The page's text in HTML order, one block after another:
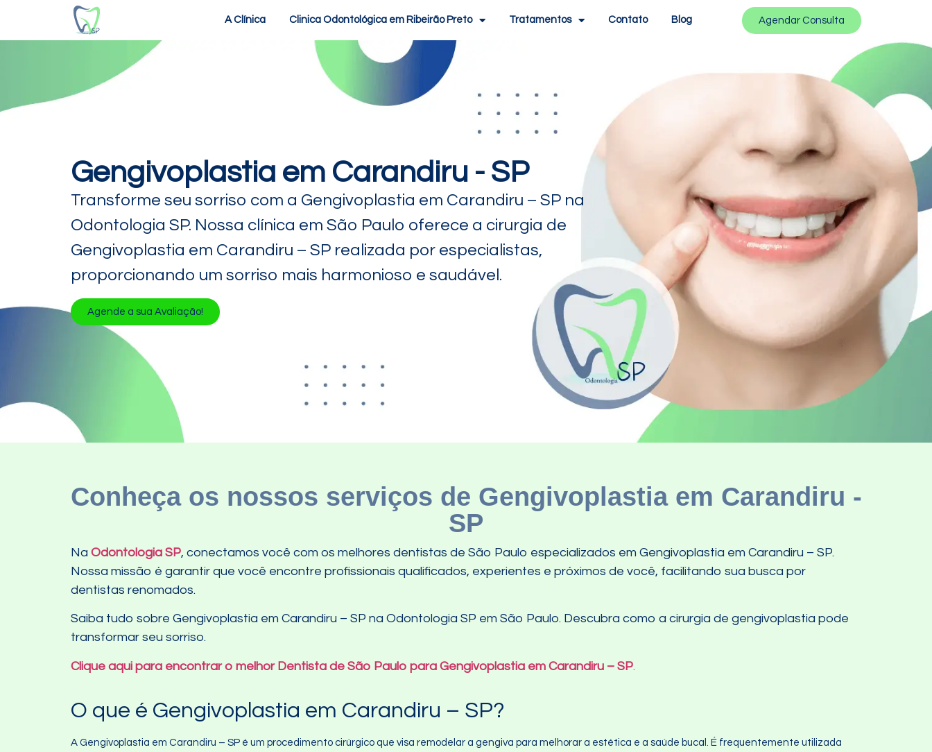
A Clínica Clinica Odontológica em Ribeirão Preto Tratamentos Contato Blog Agendar Consulta
Gengivoplastia em Carandiru - SP
Transforme seu sorriso com a Gengivoplastia em Carandiru – SP na
Odontologia SP. Nossa clínica em São Paulo oferece a cirurgia de
Gengivoplastia em Carandiru – SP realizada por especialistas,
proporcionando um sorriso mais harmonioso e saudável.
Agende a sua Avaliação!
Conheça os nossos serviços de Gengivoplastia em Carandiru -
SP
Na Odontologia SP, conectamos você com os melhores dentistas de São Paulo especializados em Gengivoplastia em Carandiru – SP.
Nossa missão é garantir que você encontre profissionais qualificados, experientes e próximos de você, facilitando sua busca por
dentistas renomados.
Saiba tudo sobre Gengivoplastia em Carandiru – SP na Odontologia SP em São Paulo. Descubra como a cirurgia de gengivoplastia pode
transformar seu sorriso.
Clique aqui para encontrar o melhor Dentista de São Paulo para Gengivoplastia em Carandiru – SP.
O que é Gengivoplastia em Carandiru – SP?
A Gengivoplastia em Carandiru – SP é um procedimento cirúrgico que visa remodelar a gengiva para melhorar a estética e a saúde bucal. É frequentemente utilizada